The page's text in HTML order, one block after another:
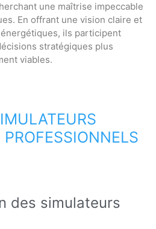
une maîtrise impeccable
En offrant une vision claire et
ils participent
stratégiques plus
viables.
PROFESSIONNELS
des simulateurs